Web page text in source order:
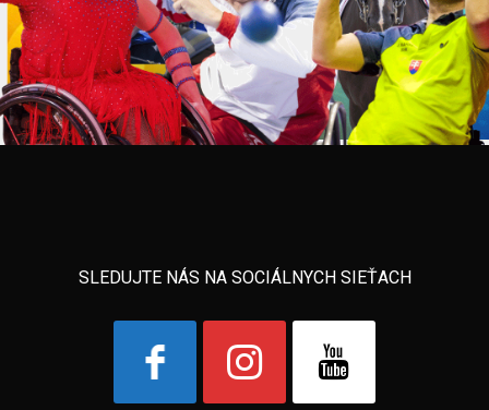
SLEDUJTE NÁS NA SOCIÁLNYCH SIEŤACH